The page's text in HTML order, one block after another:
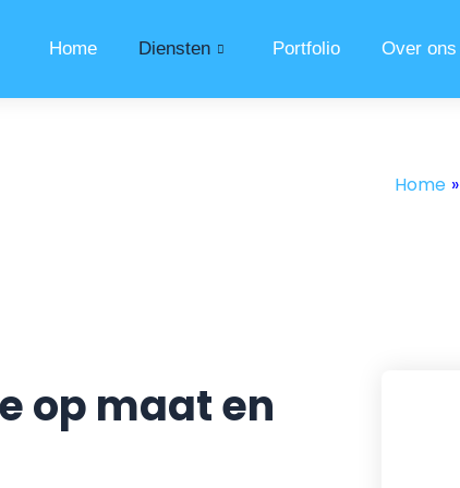
Home Diensten Portfolio Over ons
Home »
op maat en